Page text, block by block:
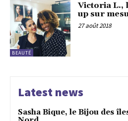
BEAUTÉ
Victoria L.,
up sur
27 août 2018
Latest news
Sasha Bique, le Bijou des